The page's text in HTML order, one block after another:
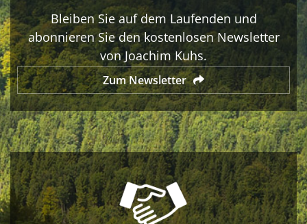
Bleiben Sie auf dem Laufenden und
abonnieren Sie den kostenlosen Newsletter
von Joachim Kuhs.
Zum Newsletter